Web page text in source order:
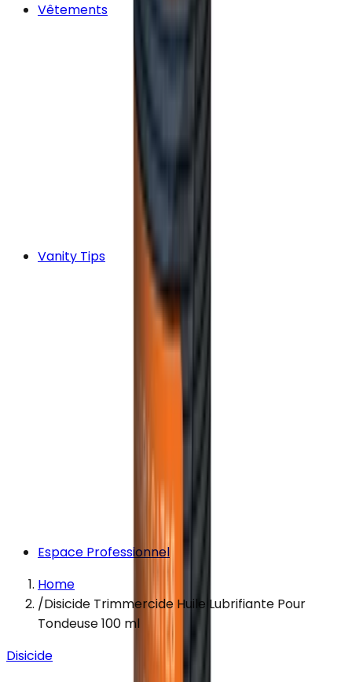
Vêtements
Vanity Tips
Espace Professionnel
Home
/Disicide Trimmercide Huile Lubrifiante Pour
Tondeuse 100 ml
Disicide